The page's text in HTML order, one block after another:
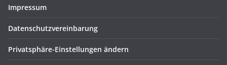
Impressum
Datenschutzvereinbarung
Privatsphäre-Einstellungen ändern